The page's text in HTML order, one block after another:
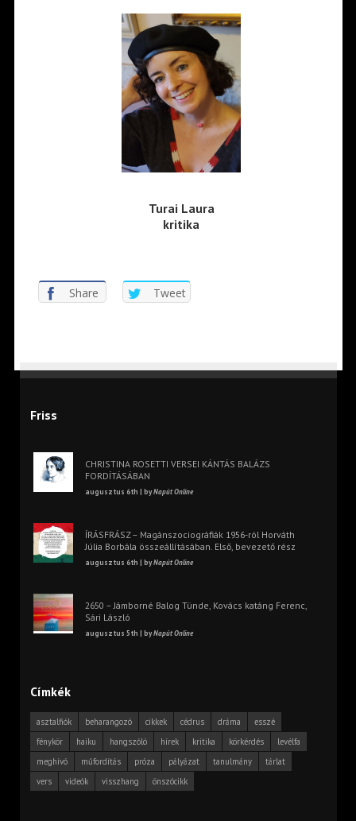
Turai Laura
kritika
Share Tweet
Friss
CHRISTINA ROSETTI VERSEI KÁNTÁS BALÁZS
FORDÍTÁSÁBAN
augusztus 6th | byNapút Online
ÍRÁSFRÁSZ – Magánszociográfiák 1956-ról Horváth
Júlia Borbála összeállításában. Első, bevezető rész
augusztus 6th | byNapút Online
2650 – Jámborné Balog Tünde, Kovács katáng Ferenc,
Sári László
augusztus 5th | byNapút Online
Címkék
asztalfiók beharangozó cikkek cédrus dráma
esszé
fénykör
haiku hangszóló hírek kritika körkérdés
levélfa
meghívó
műfordítás próza pályázat tanulmány
tárlat
vers
videók visszhang önszócikk